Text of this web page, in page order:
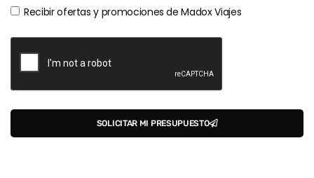
Recibir ofertas y promociones de Madox Viajes
SOLICITAR MI PRESUPUESTO